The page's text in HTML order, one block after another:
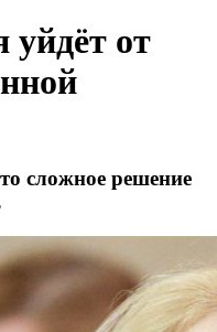
уйдёт от
сложное решение